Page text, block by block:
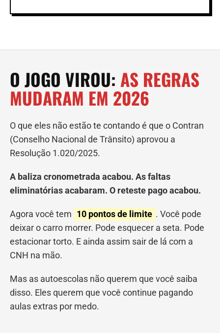
O JOGO VIROU: AS REGRAS
MUDARAM EM 2026
O que eles não estão te contando é que o Contran
(Conselho Nacional de Trânsito) aprovou a
Resolução 1.020/2025.
A baliza cronometrada acabou. As faltas
eliminatórias acabaram. O reteste pago acabou.
Agora você tem 10 pontos de limite . Você pode
deixar o carro morrer. Pode esquecer a seta. Pode
estacionar torto. E ainda assim sair de lá com a
CNH na mão.
Mas as autoescolas não querem que você saiba
disso. Eles querem que você continue pagando
aulas extras por medo.